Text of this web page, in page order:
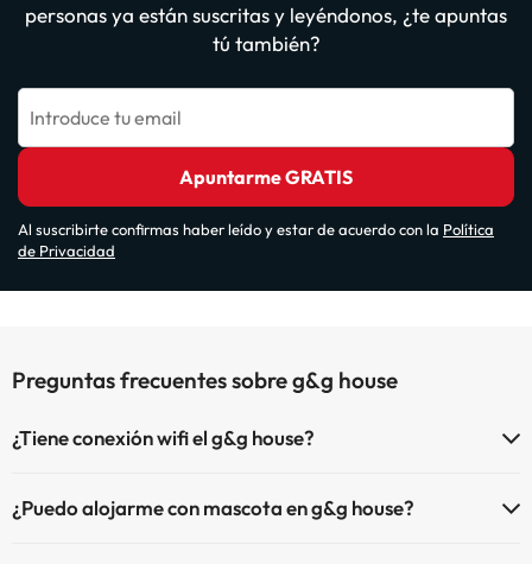
personas ya están suscritas y leyéndonos, ¿te apuntas
tú también?
Introduce tu email
Apuntarme GRATIS
Al suscribirte confirmas haber leído y estar de acuerdo con la Política
de Privacidad
Preguntas frecuentes sobre g&g house
¿Tiene conexión wifi el g&g house?
¿Puedo alojarme con mascota en g&g house?